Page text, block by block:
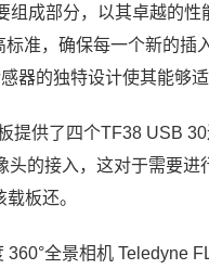
成部分，以其卓越的性
准，确保每一个新的插
器的独特设计使其能够适
提供了四个TF38 USB
的接入，这对于需要进
板还。
全景相机 Teledyne